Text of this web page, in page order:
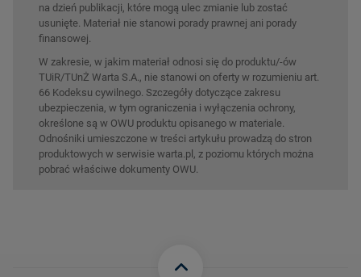
na dzień publikacji, które mogą ulec zmianie lub zostać
usunięte. Materiał nie stanowi porady prawnej ani porady
finansowej.
W zakresie, w jakim materiał odnosi się do produktu/-ów
TUiR/TUnŻ Warta S.A., nie stanowi on oferty w rozumieniu art.
66 Kodeksu cywilnego. Szczegóły dotyczące zakresu
ubezpieczenia, w tym ograniczenia i wyłączenia ochrony,
określone są w OWU produktu opisanego w materiale.
Odnośniki umieszczone w treści artykułu prowadzą do stron
produktowych w serwisie warta.pl, z poziomu których można
pobrać właściwe dokumenty OWU.